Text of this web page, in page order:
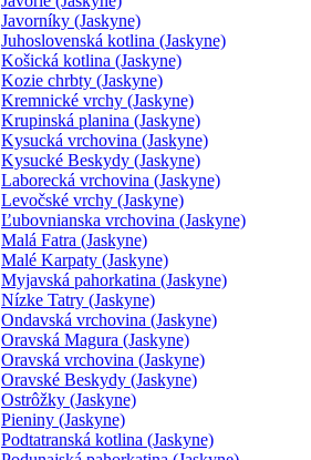
Javorníky (Jaskyne)
Juhoslovenská kotlina (Jaskyne)
Košická kotlina (Jaskyne)
Kozie chrbty (Jaskyne)
Kremnické vrchy (Jaskyne)
Krupinská planina (Jaskyne)
Kysucká vrchovina (Jaskyne)
Kysucké Beskydy (Jaskyne)
Laborecká vrchovina (Jaskyne)
Levočské vrchy (Jaskyne)
Ľubovnianska vrchovina (Jaskyne)
Malá Fatra (Jaskyne)
Malé Karpaty (Jaskyne)
Myjavská pahorkatina (Jaskyne)
Nízke Tatry (Jaskyne)
Ondavská vrchovina (Jaskyne)
Oravská Magura (Jaskyne)
Oravská vrchovina (Jaskyne)
Oravské Beskydy (Jaskyne)
Ostrôžky (Jaskyne)
Pieniny (Jaskyne)
Podtatranská kotlina (Jaskyne)